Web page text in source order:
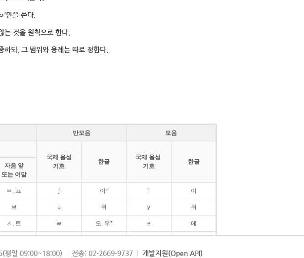
만을 쓴다.
는 것을 원칙으로 한다.
하되, 그 범위와 용례는 따로 정한다.
반모음 모음
국제 음성
기호
한글
국제 음성
기호
한글
자음 앞
또는 어말
ㅂ, 프 j 이* i 이
브 ɥ 위 y 위
ㅅ, 트 w 오, 우* e 에
ㄱ, 크 ɛ 에
평일 09:00~18:00) 전송: 02-2669-9737 개발지원(Open API)